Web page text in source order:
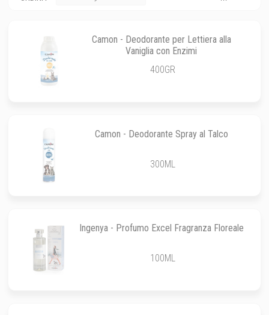
Camon - Deodorante per Lettiera alla
Vaniglia con Enzimi
400GR
Camon - Deodorante Spray al Talco
300ML
Ingenya - Profumo Excel Fragranza Floreale
100ML